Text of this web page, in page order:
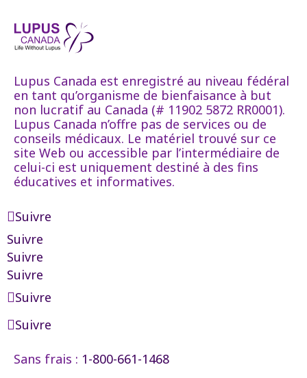
Lupus Canada est enregistré au niveau fédéral
en tant qu’organisme de bienfaisance à but
non lucratif au Canada (# 11902 5872 RR0001).
Lupus Canada n’offre pas de services ou de
conseils médicaux. Le matériel trouvé sur ce
site Web ou accessible par l’intermédiaire de
celui-ci est uniquement destiné à des fins
éducatives et informatives.
Suivre
Suivre
Suivre
Suivre
Suivre
Suivre
Sans frais : 1-800-661-1468